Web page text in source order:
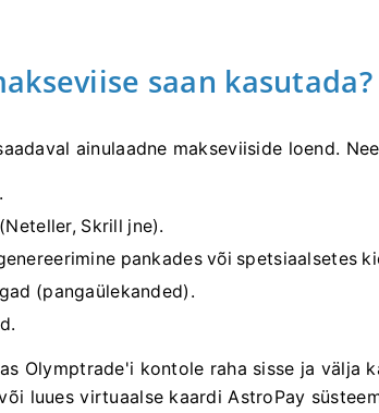
saan kasutada?
ainulaadne makseviiside loend.
Skrill jne).
pankades või spetsiaalsetes
(pangaülekanded).
Olymptrade'i kontole raha sisse ja välja
luues virtuaalse kaardi AstroPay